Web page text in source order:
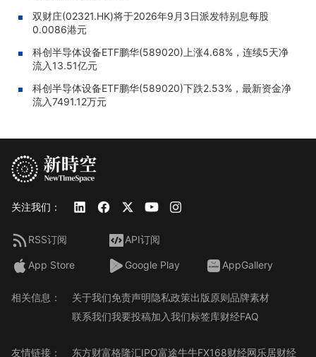
双财庄(02321.HK)将于2026年9月3日派发特别息每股
0.0086港元
科创半导体设备ETF鹏华(589020)上涨4.68%，连续5天净
流入13.51亿元
科创半导体设备ETF鹏华(589020)下跌2.53%，最新资金净
流入7491.12万元
关注我们：
RSS订阅 API订阅
App Store Google Play AppGallery
相关信息： 关于我们免责声明隐私政策出版原则品牌素材
联系我们我要投稿加入我们标签库财经FAQ
友情链接： 东方财富格隆汇IPO富途牛牛FX168财经网乐居财经